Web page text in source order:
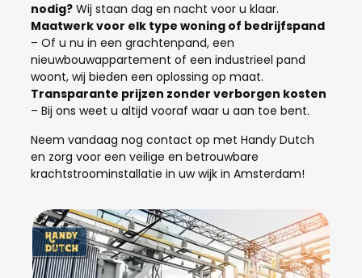
nodig? Wij staan dag en nacht voor u klaar.
Maatwerk voor elk type woning of bedrijfspand
– Of u nu in een grachtenpand, een
nieuwbouwappartement of een industrieel pand
woont, wij bieden een oplossing op maat.
Transparante prijzen zonder verborgen kosten
– Bij ons weet u altijd vooraf waar u aan toe bent.
Neem vandaag nog contact op met Handy Dutch
en zorg voor een veilige en betrouwbare
krachtstroominstallatie in uw wijk in Amsterdam!